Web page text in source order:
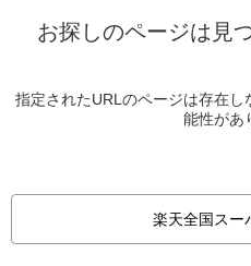
お探しのページは見
指定されたURLのページは存在
能性があ
楽天全国スー